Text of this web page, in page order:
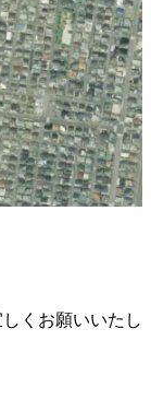
くお願いいたし